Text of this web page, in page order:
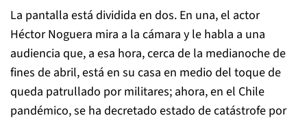
La pantalla está dividida en dos. En una, el actor
Héctor Noguera mira a la cámara y le habla a una
audiencia que, a esa hora, cerca de la medianoche de
fines de abril, está en su casa en medio del toque de
queda patrullado por militares; ahora, en el Chile
pandémico, se ha decretado estado de catástrofe por